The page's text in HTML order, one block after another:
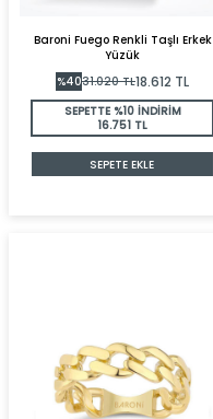
Baroni Fuego Renkli Taşlı Erkek
Yüzük
%4031.020TL18.612 TL
SEPETTE %10 İNDİRİM
16.751 TL
SEPETE EKLE